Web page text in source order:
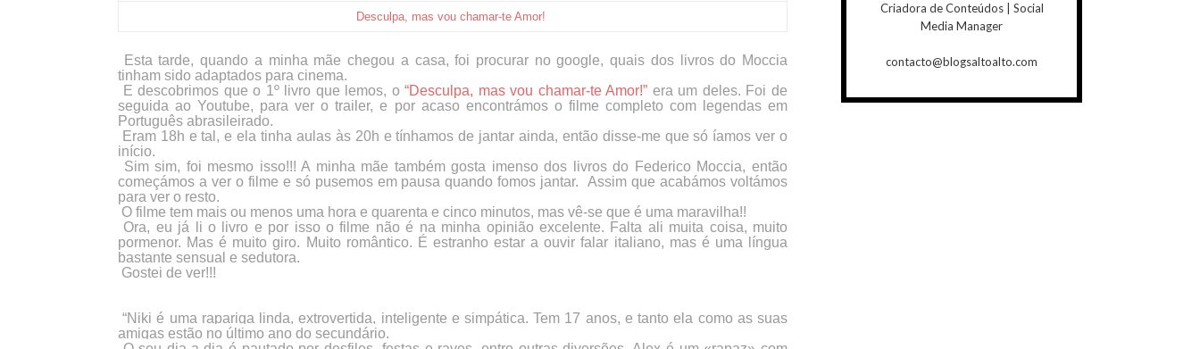
Desculpa, mas vou chamar-te Amor!
Esta tarde, quando a minha mãe chegou a casa, foi procurar no google, quais dos livros do Moccia
tinham sido adaptados para cinema.
E descobrimos que o 1º livro que lemos, o“Desculpa, mas vou chamar-te Amor!” era um deles. Foi de
seguida ao Youtube, para ver o trailer, e por acaso encontrámos o filme completo com legendas em
Português abrasileirado.
Eram 18h e tal, e ela tinha aulas às 20h e tínhamos de jantar ainda, então disse-me que só íamos ver o
início.
Sim sim, foi mesmo isso!!! A minha mãe também gosta imenso dos livros do Federico Moccia, então
começámos a ver o filme e só pusemos em pausa quando fomos jantar. Assim que acabámos voltámos
para ver o resto.
O filme tem mais ou menos uma hora e quarenta e cinco minutos, mas vê-se que é uma maravilha!!
Ora, eu já li o livro e por isso o filme não é na minha opinião excelente. Falta ali muita coisa, muito
pormenor. Mas é muito giro. Muito romântico. É estranho estar a ouvir falar italiano, mas é uma língua
bastante sensual e sedutora.
Gostei de ver!!!
“Niki é uma rapariga linda, extrovertida, inteligente e simpática. Tem 17 anos, e tanto ela como as suas
amigas estão no último ano do secundário.
Criadora de Conteúdos | Social
Media Manager
contacto@blogsaltoalto.com